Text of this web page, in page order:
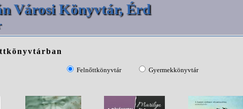
Városi Könyvtár, Érd
Felnőttkönyvtár
Gyermekkönyvtár